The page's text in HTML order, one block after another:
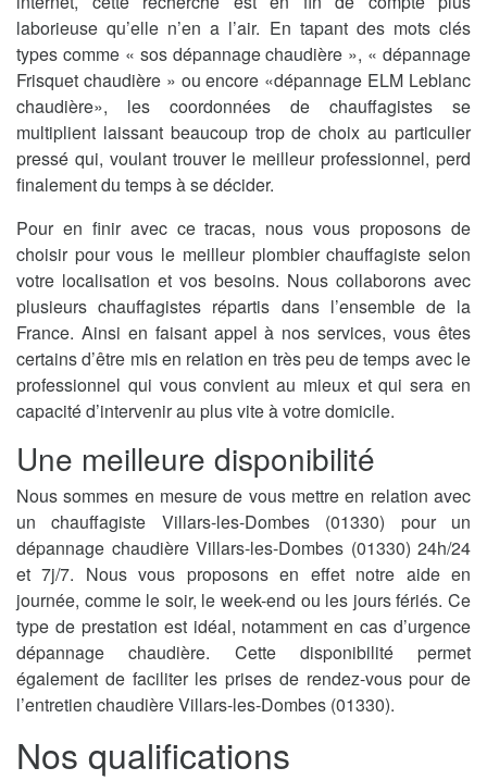
laborieuse qu’elle n’en a l’air. En tapant des mots clés
types comme « sos dépannage chaudière », « dépannage
Frisquet chaudière » ou encore «dépannage ELM Leblanc
chaudière», les coordonnées de chauffagistes se
multiplient laissant beaucoup trop de choix au particulier
pressé qui, voulant trouver le meilleur professionnel, perd
finalement du temps à se décider.
Pour en finir avec ce tracas, nous vous proposons de
choisir pour vous le meilleur plombier chauffagiste selon
votre localisation et vos besoins. Nous collaborons avec
plusieurs chauffagistes répartis dans l’ensemble de la
France. Ainsi en faisant appel à nos services, vous êtes
certains d’être mis en relation en très peu de temps avec le
professionnel qui vous convient au mieux et qui sera en
capacité d’intervenir au plus vite à votre domicile.
Une meilleure disponibilité
Nous sommes en mesure de vous mettre en relation avec
un chauffagiste Villars-les-Dombes (01330) pour un
dépannage chaudière Villars-les-Dombes (01330) 24h/24
et 7j/7. Nous vous proposons en effet notre aide en
journée, comme le soir, le week-end ou les jours fériés. Ce
type de prestation est idéal, notamment en cas d’urgence
dépannage chaudière. Cette disponibilité permet
également de faciliter les prises de rendez-vous pour de
l’entretien chaudière Villars-les-Dombes (01330).
Nos qualifications